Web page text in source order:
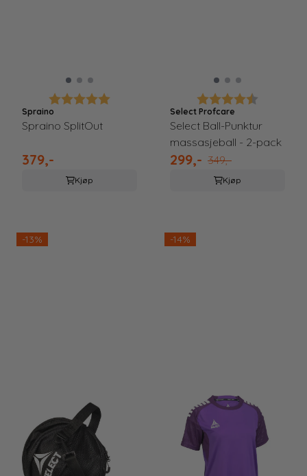
Karakter:
Spraino
Spraino SplitOut
379,-
Kjøp
Karakter:
Select Profcare
Select Ball-Punktur
massasjeball - 2-pack
299,- 349,-
Kjøp
-13% -14%